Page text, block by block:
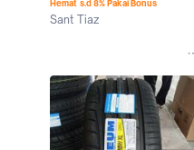
dunlop accelera gt michelin
Hemat s.d 8% Pakai Bonus
Sant Tiaz